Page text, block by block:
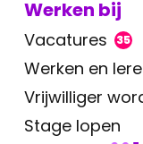
Werken bij
Vacatures 35
Werken en
Vrijwilliger
Stage lopen